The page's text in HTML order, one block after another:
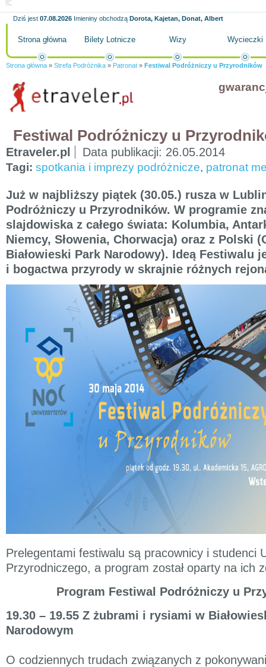
Dziś jest 07.08.2026 Imieniny obchodzą Dorota, Kajetan, Donat, Albert
Strona główna Bilety Lotnicze Wizy Wycieczki
Strona główna » Strefa Podróżnika » Patronat » Festiwal Podróżniczy u Przyrodników
Festiwal Podróżniczy u
Etraveler.pl Data publikacji: 26.05.2014
Tagi: spotkania i imprezy podróżnicze, patronat
Już w najbliższy piątek (30.05.) rusza w
Podróżniczy u Przyrodników. W programie
slajdowiska z całego świata: Kolumbia,
Niemcy, Słowenia, Chorwacja) oraz z Polski
Białowieski Park Narodowy). Ideą Festiwalu
i bogactwa przyrody w skrajnie różnych
Prelegentami festiwalu są pracownicy i studenci
Przyrodniczego, a program został oparty na ich
Program Festiwal Podróżniczy u
19.30 – 19.55 Z żubrami i rysiami w
Narodowym
O codziennych trudach związanych z